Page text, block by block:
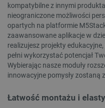
kompatybilne z innymi
nieograniczone możliwości
opartych na platformie
zaawansowane aplikacje w
realizujesz projekty
pełni wykorzystać potencjał
Wybierając nasze moduły
innowacyjne pomysły zostaną
Łatwość montażu i